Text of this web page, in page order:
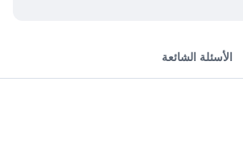
الأسئلة الشائعة